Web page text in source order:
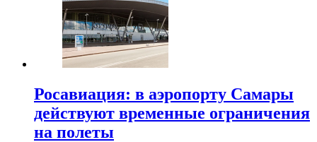
Росавиация: в аэропорту Самары
действуют временные ограничения
на полеты